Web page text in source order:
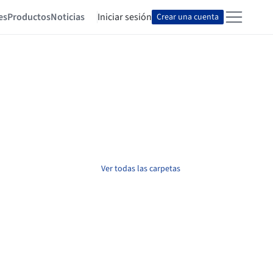
ProductosNoticias Iniciar sesión Crear una cuenta
Ver todas las carpetas